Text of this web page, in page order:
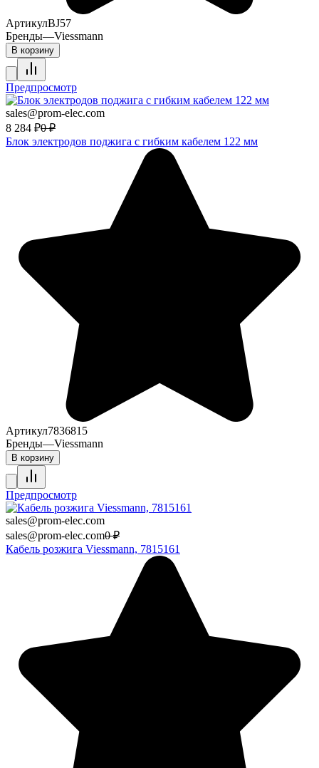
АртикулBJ57
Бренды—Viessmann
В корзину
Предпросмотр
sales@prom-elec.com
8 284 ₽0 ₽
Блок электродов поджига с гибким кабелем 122 мм
Артикул7836815
Бренды—Viessmann
В корзину
Предпросмотр
sales@prom-elec.com
sales@prom-elec.com0 ₽
Кабель розжига Viessmann, 7815161